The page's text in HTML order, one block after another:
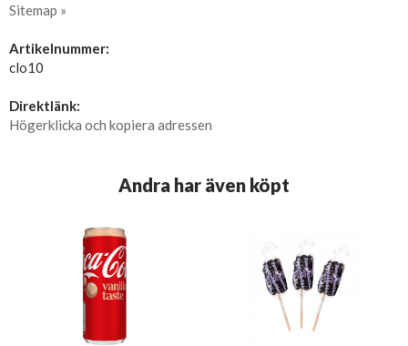
Sitemap »
Artikelnummer:
clo10
Direktlänk:
Högerklicka och kopiera adressen
Andra har även köpt